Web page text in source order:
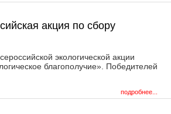
акция по сбору
экологической акции
благополучие». Победителей
подробнее...